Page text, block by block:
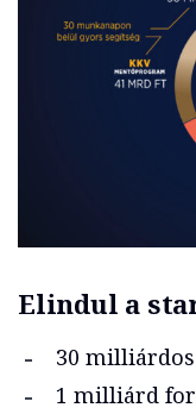
Elindul a
30
1 milliárd